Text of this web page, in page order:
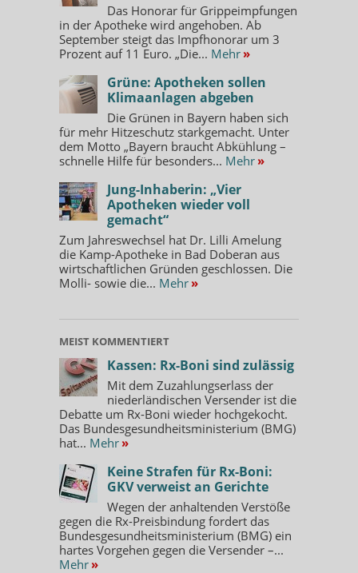
Das Honorar für Grippeimpfungen
in der Apotheke wird angehoben. Ab
September steigt das Impfhonorar um 3
Prozent auf 11 Euro. „Die... Mehr »
Grüne: Apotheken sollen
Klimaanlagen abgeben
Die Grünen in Bayern haben sich
für mehr Hitzeschutz starkgemacht. Unter
dem Motto „Bayern braucht Abkühlung –
schnelle Hilfe für besonders... Mehr »
Jung-Inhaberin: „Vier
Apotheken wieder voll
gemacht“
Zum Jahreswechsel hat Dr. Lilli Amelung
die Kamp-Apotheke in Bad Doberan aus
wirtschaftlichen Gründen geschlossen. Die
Molli- sowie die... Mehr »
MEIST KOMMENTIERT
Kassen: Rx-Boni sind zulässig
Mit dem Zuzahlungserlass der
niederländischen Versender ist die
Debatte um Rx-Boni wieder hochgekocht.
Das Bundesgesundheitsministerium (BMG)
hat... Mehr »
Keine Strafen für Rx-Boni:
GKV verweist an Gerichte
Wegen der anhaltenden Verstöße
gegen die Rx-Preisbindung fordert das
Bundesgesundheitsministerium (BMG) ein
hartes Vorgehen gegen die Versender –...
Mehr »